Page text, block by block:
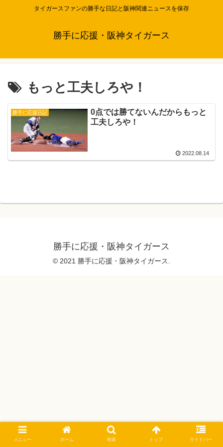
タイガースファンの勝手な日記と阪神関連ニュースを保存
勝手に応援・阪神タイガース
もっと工夫しろや！
勝手に応援日記
0点では勝てないんだからもっと
工夫しろや！
2022.08.14
勝手に応援・阪神タイガース
© 2021 勝手に応援・阪神タイガース.
メニュー ホーム 検索 トップ サイドバー